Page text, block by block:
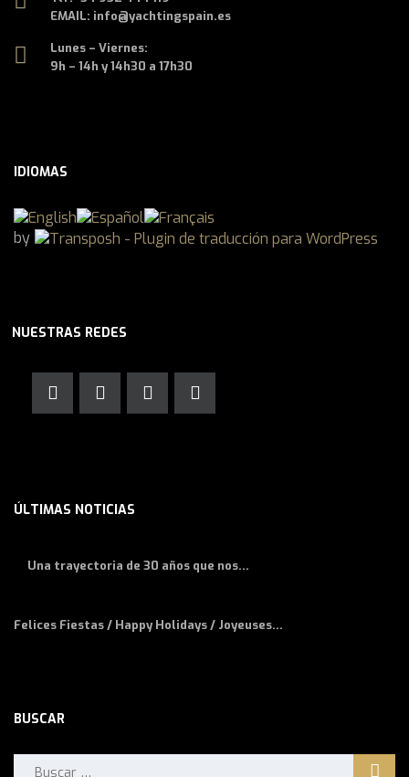
EMAIL: info@yachtingspain.es
Lunes – Viernes:
9h – 14h y 14h30 a 17h30
IDIOMAS
by
NUESTRAS REDES
ÚLTIMAS NOTICIAS
Una trayectoria de 30 años que nos...
Felices Fiestas / Happy Holidays / Joyeuses...
BUSCAR
Buscar: